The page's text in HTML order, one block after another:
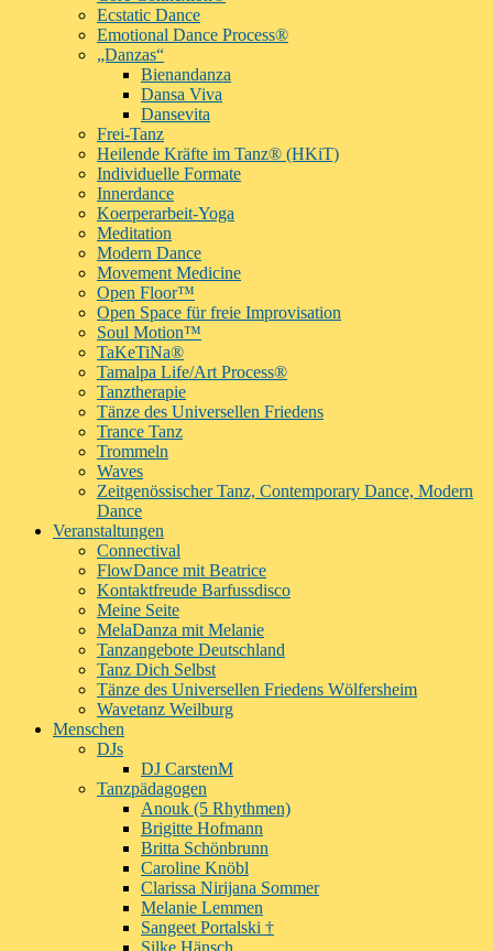
Ecstatic Dance
Emotional Dance Process®
„Danzas“
Bienandanza
Dansa Viva
Dansevita
Frei-Tanz
Heilende Kräfte im Tanz® (HKiT)
Individuelle Formate
Innerdance
Koerperarbeit-Yoga
Meditation
Modern Dance
Movement Medicine
Open Floor™
Open Space für freie Improvisation
Soul Motion™
TaKeTiNa®
Tamalpa Life/Art Process®
Tanztherapie
Tänze des Universellen Friedens
Trance Tanz
Trommeln
Waves
Zeitgenössischer Tanz, Contemporary Dance, Modern
Dance
Veranstaltungen
Connectival
FlowDance mit Beatrice
Kontaktfreude Barfussdisco
Meine Seite
MelaDanza mit Melanie
Tanzangebote Deutschland
Tanz Dich Selbst
Tänze des Universellen Friedens Wölfersheim
Wavetanz Weilburg
Menschen
DJs
DJ CarstenM
Tanzpädagogen
Anouk (5 Rhythmen)
Brigitte Hofmann
Britta Schönbrunn
Caroline Knöbl
Clarissa Nirijana Sommer
Melanie Lemmen
Sangeet Portalski †
Silke Hänsch